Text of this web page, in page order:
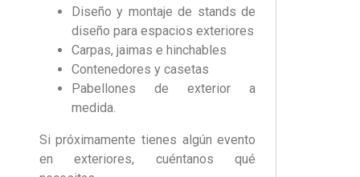
Diseño y montaje de stands de
diseño para espacios exteriores
Carpas, jaimas e hinchables
Contenedores y casetas
Pabellones de exterior a
medida.
Si próximamente tienes algún evento
en exteriores, cuéntanos qué